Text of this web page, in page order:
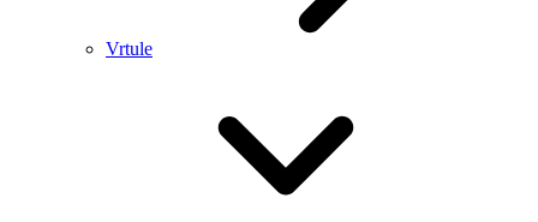
Vrtule